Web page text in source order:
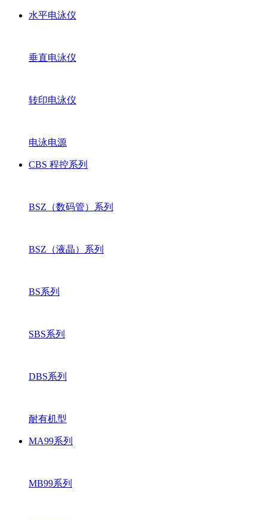
水平电泳仪
垂直电泳仪
转印电泳仪
电泳电源
CBS 程控系列
BSZ（数码管）系列
BSZ（液晶）系列
BS系列
SBS系列
DBS系列
耐有机型
MA99系列
MB99系列